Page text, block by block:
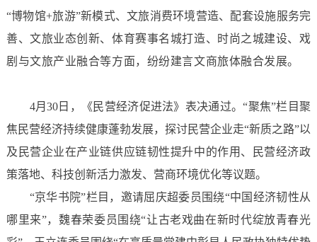
“博物馆+旅游”新模式、文旅消费环境营造、配套设施服务完
善、文旅业态创新、体育赛事名城打造、时尚之城建设、戏
剧与文旅产业融合等方面，纷纷建言文商旅体融合发展。
4月30日，《民营经济促进法》表决通过。“聚焦”栏目聚
焦民营经济持续健康蓬勃发展，探讨民营企业走“新质之路”以
及民营企业在产业链供应链韧性提升中的作用、民营经济政
策落地、科技创新活力激发、营商环境优化等议题。
“京华书院”栏目，邀请屈庆超委员围绕“中国经济韧性从
哪里来”，魏春荣委员围绕“让古老戏曲在新时代绽放青春光